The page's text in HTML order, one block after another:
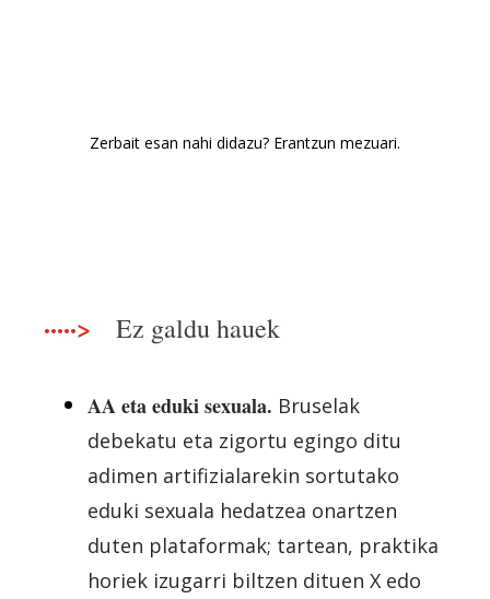
Zerbait esan nahi didazu? Erantzun mezuari.
·····> Ez galdu hauek
AA eta eduki sexuala. Bruselak
debekatu eta zigortu egingo ditu
adimen artifizialarekin sortutako
eduki sexuala hedatzea onartzen
duten plataformak; tartean, praktika
horiek izugarri biltzen dituen X edo